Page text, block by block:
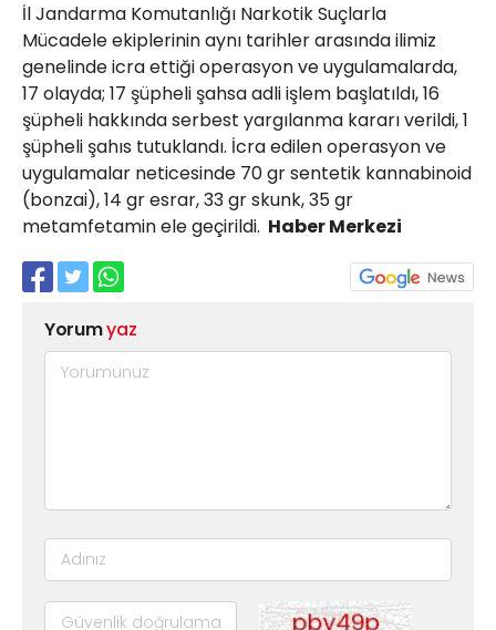
İl Jandarma Komutanlığı Narkotik Suçlarla
Mücadele ekiplerinin aynı tarihler arasında ilimiz
genelinde icra ettiği operasyon ve uygulamalarda,
17 olayda; 17 şüpheli şahsa adli işlem başlatıldı, 16
şüpheli hakkında serbest yargılanma kararı verildi, 1
şüpheli şahıs tutuklandı. İcra edilen operasyon ve
uygulamalar neticesinde 70 gr sentetik kannabinoid
(bonzai), 14 gr esrar, 33 gr skunk, 35 gr
metamfetamin ele geçirildi. Haber Merkezi
Yorumyaz